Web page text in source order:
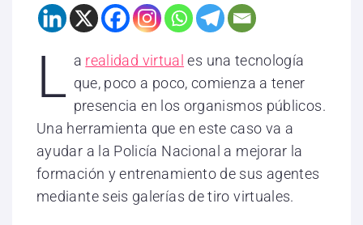
L a realidad virtual es una tecnología
que, poco a poco, comienza a tener
presencia en los organismos públicos.
Una herramienta que en este caso va a
ayudar a la Policía Nacional a mejorar la
formación y entrenamiento de sus agentes
mediante seis galerías de tiro virtuales.